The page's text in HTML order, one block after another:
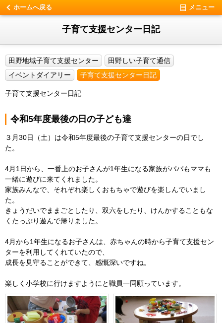
ホームへ戻る メニュー
子育て支援センター日記
田野地域子育て支援センター
田野しい子育て通信
イベントダイアリー
子育て支援センター日記
子育て支援センター日記
令和5年度最後の日の子ども達
３月30日（土）は令和5年度最後の子育て支援センターの日でし
た。
4月1日から、一番上のお子さんが1年生になる家族がパパもママも
一緒に遊びに来てくれました。
家族みんなで、それぞれ楽しくおもちゃで遊びを楽しんでいまし
た。
きょうだいでままごとしたり、双六をしたり、けんかすることもな
くたっぷり遊んで帰りました。
4月から1年生になるお子さんは、赤ちゃんの時から子育て支援セン
ターを利用してくれていたので、
成長を見守ることができて、感慨深いですね。
楽しく小学校に行けますようにと職員一同願っています。